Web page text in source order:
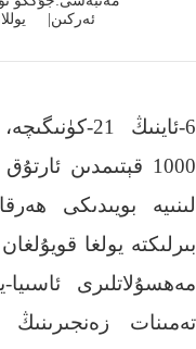
ئەركىن| يوللانغان
6-ئاينىڭ
1000 قېتىمدىن
لىنىيە بويىدىكى
بىرلىكتە يولغا
مەھسۇلاتلىرى
تەمىنات